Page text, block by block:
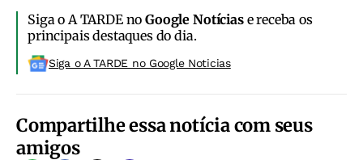
Siga o A TARDE noGoogle Notíciase receba os
principais destaques do dia.
Siga o A TARDE no Google Noticias
Compartilhe essa notícia com seus
amigos